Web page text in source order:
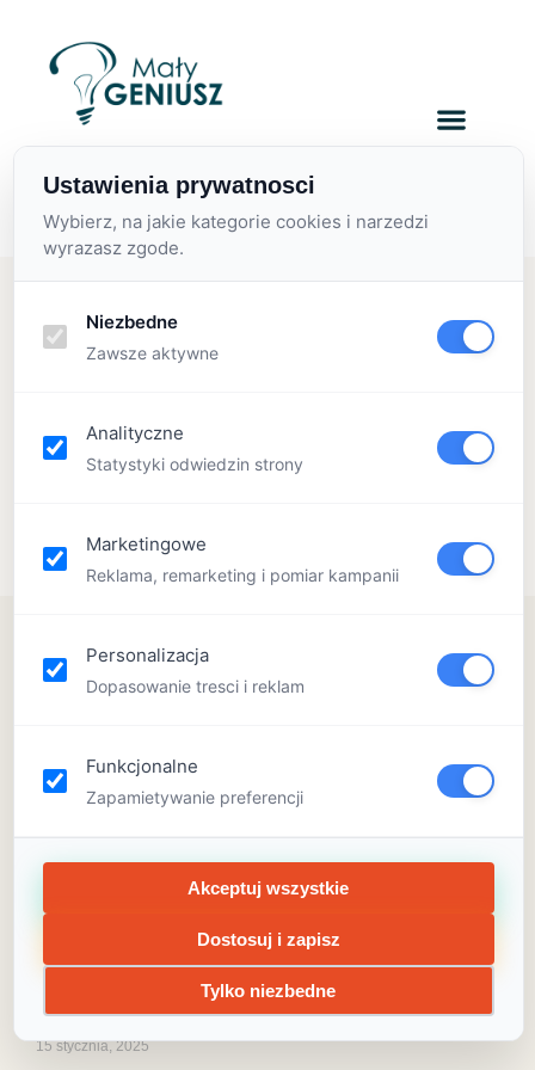
zapisy@malygeniusz.org
Tag:
Urozmaicony program zajęć
czy półkolonie tematyczne?
15 stycznia, 2025
Ustawienia prywatnosci
Wybierz, na jakie kategorie cookies i narzedzi
wyrazasz zgode.
Niezbedne
Zawsze aktywne
Analityczne
Statystyki odwiedzin strony
Marketingowe
Reklama, remarketing i pomiar kampanii
Personalizacja
Dopasowanie tresci i reklam
Funkcjonalne
Zapamietywanie preferencji
Akceptuj wszystkie
Dostosuj i zapisz
Tylko niezbedne